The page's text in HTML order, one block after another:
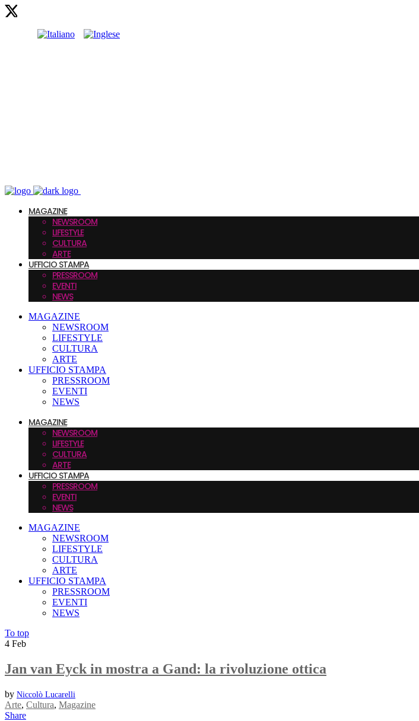
MAGAZINE
NEWSROOM
LIFESTYLE
CULTURA
ARTE
UFFICIO STAMPA
PRESSROOM
EVENTI
NEWS
MAGAZINE
NEWSROOM
LIFESTYLE
CULTURA
ARTE
UFFICIO STAMPA
PRESSROOM
EVENTI
NEWS
MAGAZINE
NEWSROOM
LIFESTYLE
CULTURA
ARTE
UFFICIO STAMPA
PRESSROOM
EVENTI
NEWS
MAGAZINE
NEWSROOM
LIFESTYLE
CULTURA
ARTE
UFFICIO STAMPA
PRESSROOM
EVENTI
NEWS
To top
4 Feb
Jan van Eyck in mostra a Gand: la rivoluzione ottica
by Niccolò Lucarelli
Arte, Cultura, Magazine
Share